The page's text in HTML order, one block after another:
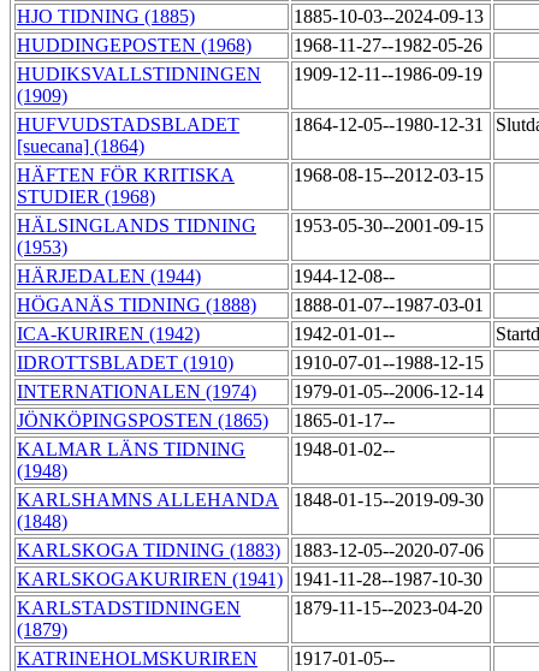
HJO TIDNING (1885)
1885-10-03--2024-09-13
HUDDINGEPOSTEN (1968)
1968-11-27--1982-05-26
HUDIKSVALLSTIDNINGEN
(1909)
1909-12-11--1986-09-19
HUFVUDSTADSBLADET
[suecana] (1864)
1864-12-05--1980-12-31
HÄFTEN FÖR KRITISKA
STUDIER (1968)
1968-08-15--2012-03-15
HÄLSINGLANDS TIDNING
(1953)
1953-05-30--2001-09-15
HÄRJEDALEN (1944)
1944-12-08--
HÖGANÄS TIDNING (1888)
1888-01-07--1987-03-01
ICA-KURIREN (1942)
1942-01-01--
IDROTTSBLADET (1910)
1910-07-01--1988-12-15
INTERNATIONALEN (1974)
1979-01-05--2006-12-14
JÖNKÖPINGSPOSTEN (1865)
1865-01-17--
KALMAR LÄNS TIDNING
(1948)
1948-01-02--
KARLSHAMNS ALLEHANDA
(1848)
1848-01-15--2019-09-30
KARLSKOGA TIDNING (1883)
1883-12-05--2020-07-06
KARLSKOGAKURIREN (1941) 1941-11-28--1987-10-30
KARLSTADSTIDNINGEN
(1879)
1879-11-15--2023-04-20
KATRINEHOLMSKURIREN
1917-01-05--